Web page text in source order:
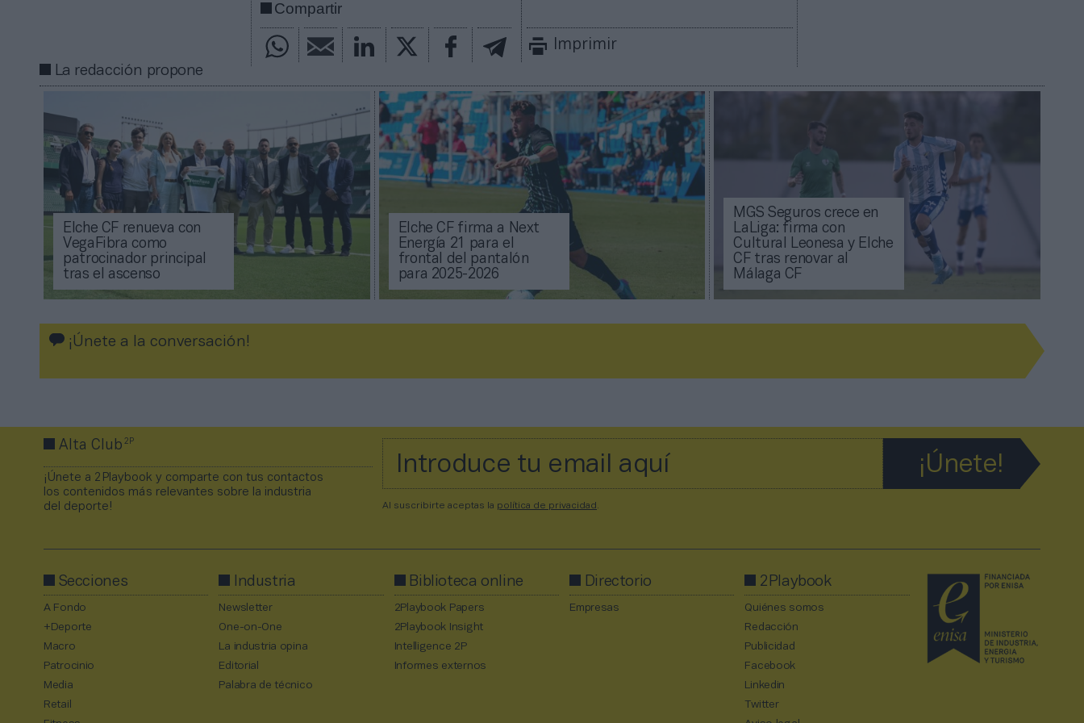
Compartir
Imprimir
La redacción propone
Elche CF renueva con
VegaFibra como
patrocinador principal
tras el ascenso
Elche CF firma a Next
Energía 21 para el
frontal del pantalón
para 2025-2026
MGS Seguros crece en
LaLiga: firma con
Cultural Leonesa y Elche
CF tras renovar al
Málaga CF
¡Únete a la conversación!
Alta Club2P
¡Únete a 2Playbook y comparte con tus contactos
los contenidos más relevantes sobre la industria
del deporte!
Al suscribirte aceptas la política de privacidad
Secciones
A Fondo
+Deporte
Macro
Patrocinio
Media
Retail
Industria
Newsletter
One-on-One
La industria opina
Editorial
Palabra de técnico
Biblioteca online
2Playbook Papers
2Playbook Insight
Intelligence 2P
Informes externos
Directorio
Empresas
2Playbook
Quiénes somos
Redacción
Publicidad
Facebook
Linkedin
Twitter